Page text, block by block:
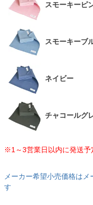
スモーキーピ
スモーキーブ
ネイビー
チャコールグ
※1～3営業日以内に発送予
メーカー希望小売価格は
す